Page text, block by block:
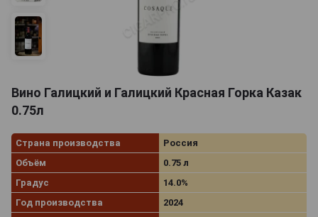
Вино Галицкий и Галицкий Красная Горка Казак
0.75л
Страна производства
Россия
Объём
0.75 л
Градус
14.0%
Год производства
2024